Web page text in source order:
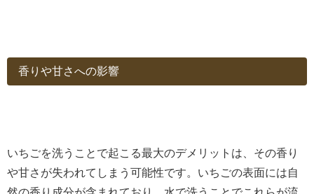
香りや甘さへの影響
いちごを洗うことで起こる最大のデメリットは、その香り
や甘さが失われてしまう可能性です。いちごの表面には自